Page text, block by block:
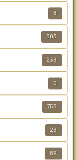
8
303
233
0
753
23
89